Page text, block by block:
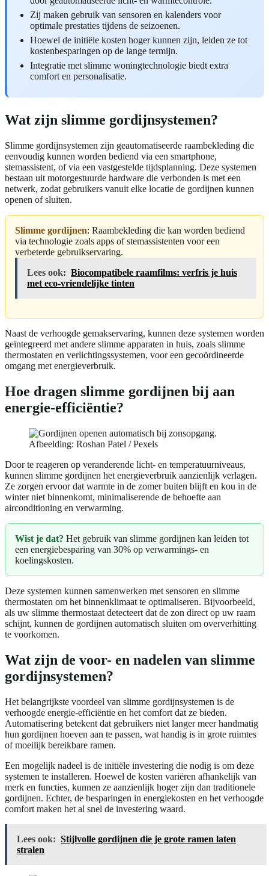
Zij maken gebruik van sensoren en kalenders voor
optimale prestaties tijdens de seizoenen.
Hoewel de initiële kosten hoger kunnen zijn, leiden ze tot
kostenbesparingen op de lange termijn.
Integratie met slimme woningtechnologie biedt extra
comfort en personalisatie.
Wat zijn slimme gordijnsystemen?
Slimme gordijnsystemen zijn geautomatiseerde raambekleding die
eenvoudig kunnen worden bediend via een smartphone,
stemassistent, of via een vastgestelde tijdsplanning. Deze systemen
bestaan uit motorgestuurde hardware die verbonden is met een
netwerk, zodat gebruikers vanuit elke locatie de gordijnen kunnen
openen of sluiten.
Slimme gordijnen: Raambekleding die kan worden bediend
via technologie zoals apps of stemassistenten voor een
verbeterde gebruikservaring.
Lees ook: Biocompatibele raamfilms: verfris je huis
met eco-vriendelijke tinten
Naast de verhoogde gemakservaring, kunnen deze systemen worden
geïntegreerd met andere slimme apparaten in huis, zoals slimme
thermostaten en verlichtingssystemen, voor een gecoördineerde
omgang met energieverbruik.
Hoe dragen slimme gordijnen bij aan
energie-efficiëntie?
Afbeelding: Roshan Patel / Pexels
Door te reageren op veranderende licht- en temperatuurniveaus,
kunnen slimme gordijnen het energieverbruik aanzienlijk verlagen.
Ze zorgen ervoor dat warmte in de zomer buiten blijft en kou in de
winter niet binnenkomt, minimaliserende de behoefte aan
airconditioning en verwarming.
Wist je dat? Het gebruik van slimme gordijnen kan leiden tot
een energiebesparing van 30% op verwarmings- en
koelingskosten.
Deze systemen kunnen samenwerken met sensoren en slimme
thermostaten om het binnenklimaat te optimaliseren. Bijvoorbeeld,
als uw slimme thermostaat detecteert dat de zon direct op uw raam
schijnt, kunnen de gordijnen automatisch sluiten om oververhitting
te voorkomen.
Wat zijn de voor- en nadelen van slimme
gordijnsystemen?
Het belangrijkste voordeel van slimme gordijnsystemen is de
verhoogde energie-efficiëntie en het comfort dat ze bieden.
Automatisering betekent dat gebruikers niet langer meer handmatig
hun gordijnen hoeven aan te passen, wat handig is in grote ruimtes
of moeilijk bereikbare ramen.
Een mogelijk nadeel is de initiële investering die nodig is om deze
systemen te installeren. Hoewel de kosten variëren afhankelijk van
merk en functies, kunnen ze aanzienlijk hoger zijn dan traditionele
gordijnen. Echter, de besparingen in energiekosten en het verhoogde
comfort maken het al snel de investering waard.
Lees ook: Stijlvolle gordijnen die je grote ramen laten
stralen